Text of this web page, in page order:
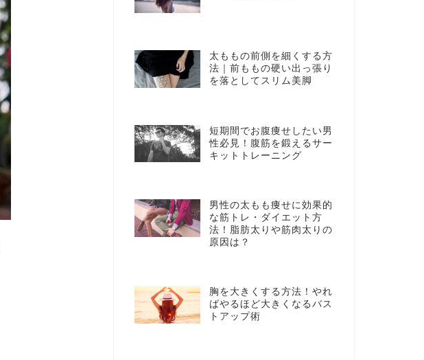
太ももの前側を細くする方
法｜前ももの硬い出っ張り
を落としてスリム美脚
短期間でお腹痩せしたい男
性必見！腹筋を鍛えるサー
キットトレーニング
男性の太もも痩せに効果的
な筋トレ・ダイエット方
法！脂肪太りや筋肉太りの
原因は？
胸を大きくする方法！やれ
ばやるほど大きくなるバス
トアップ術